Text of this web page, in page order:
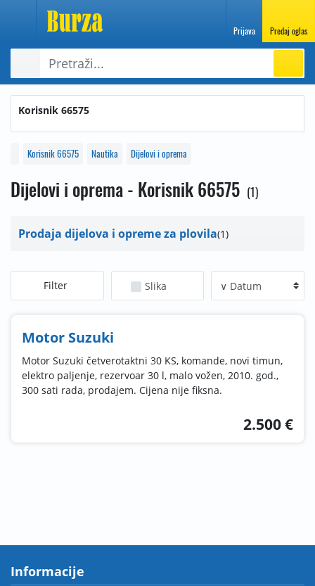
Prijava Predaj oglas
Korisnik 66575
Korisnik 66575 Nautika Dijelovi i oprema
Dijelovi i oprema - Korisnik 66575 1
Prodaja dijelova i opreme za plovila 1
Filter Slika
Motor Suzuki
Motor Suzuki četverotaktni 30 KS, komande, novi timun,
elektro paljenje, rezervoar 30 l, malo vožen, 2010. god.,
300 sati rada, prodajem. Cijena nije fiksna.
2.500 €
Informacije